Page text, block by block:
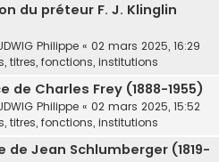
du préteur F. J. Klinglin
Philippe « 02 mars 2025, 16:29
titres, fonctions, institutions
de Charles Frey (1888-1955)
Philippe « 02 mars 2025, 15:52
titres, fonctions, institutions
de Jean Schlumberger (1819-